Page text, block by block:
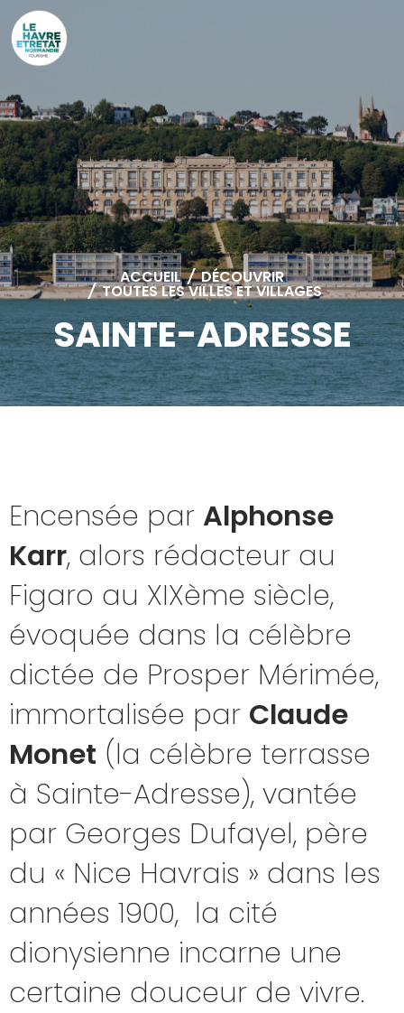
ACCUEIL / DÉCOUVRIR
/ TOUTES LES VILLES ET VILLAGES
SAINTE-ADRESSE
Encensée par Alphonse
Karr, alors rédacteur au
Figaro au XIXème siècle,
évoquée dans la célèbre
dictée de Prosper Mérimée,
immortalisée par Claude
Monet (la célèbre terrasse
à Sainte-Adresse), vantée
par Georges Dufayel, père
du « Nice Havrais » dans les
années 1900, la cité
dionysienne incarne une
certaine douceur de vivre.
Cookies management panel